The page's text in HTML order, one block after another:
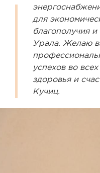
для
благополучия
Урала. Желаю
успехов во
здоровья и
Кучиц.